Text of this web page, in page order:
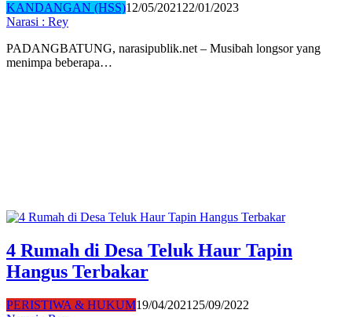
KANDANGAN (HSS)12/05/2021 22/01/2023
Narasi : Rey
PADANGBATUNG, narasipublik.net – Musibah longsor yang
menimpa beberapa…
4 Rumah di Desa Teluk Haur Tapin
Hangus Terbakar
PERISTIWA & HUKUM19/04/2021 25/09/2022